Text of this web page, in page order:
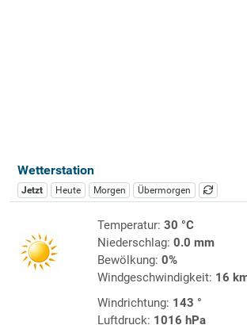
Wetterstation
Jetzt Heute Morgen Übermorgen
Temperatur: 30 °C
Niederschlag: 0.0 mm
Bewölkung: 0%
Windgeschwindigkeit: 16
Windrichtung: 143 °
Luftdruck: 1016 hPa